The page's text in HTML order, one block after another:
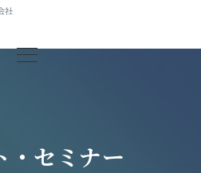
社
・セミナー